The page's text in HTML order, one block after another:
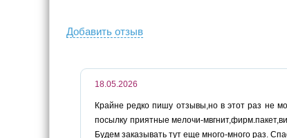
Добавить отзыв
18.05.2026
Крайне редко пишу отзывы,но в этот раз не
посылку приятные мелочи-
Будем заказывать тут еще много-много раз.